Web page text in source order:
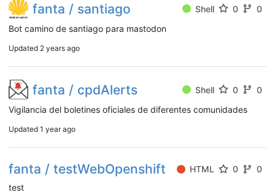
fanta / santiago Shell 0
0
Bot camino de santiago para mastodon
Updated 2 years ago
fanta / cpdAlerts Shell 0
0
Vigilancia del boletines oficiales de diferentes comunidades
Updated 1 year ago
fanta / testWebOpenshift HTML 0
0
test